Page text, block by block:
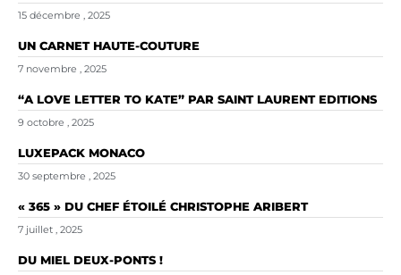
15 décembre , 2025
UN CARNET HAUTE-COUTURE
7 novembre , 2025
“A LOVE LETTER TO KATE” PAR SAINT LAURENT EDITIONS
9 octobre , 2025
LUXEPACK MONACO
30 septembre , 2025
« 365 » DU CHEF ÉTOILÉ CHRISTOPHE ARIBERT
7 juillet , 2025
DU MIEL DEUX-PONTS !